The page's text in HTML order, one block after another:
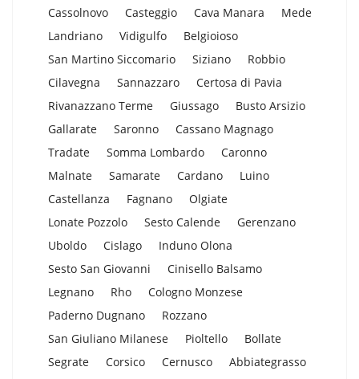
Cassolnovo
Casteggio Cava Manara
Mede
Landriano
Vidigulfo
Belgioioso
San Martino Siccomario
Siziano
Robbio
Cilavegna
Sannazzaro
Certosa di Pavia
Rivanazzano Terme
Giussago
Busto Arsizio
Gallarate
Saronno
Cassano Magnago
Tradate
Somma Lombardo
Caronno
Malnate
Samarate Cardano
Luino
Castellanza
Fagnano
Olgiate
Lonate Pozzolo
Sesto Calende
Gerenzano
Uboldo
Cislago
Induno Olona
Sesto San Giovanni
Cinisello Balsamo
Legnano
Rho
Cologno Monzese
Paderno Dugnano
Rozzano
San Giuliano Milanese
Pioltello
Bollate
Segrate
Corsico Cernusco
Abbiategrasso